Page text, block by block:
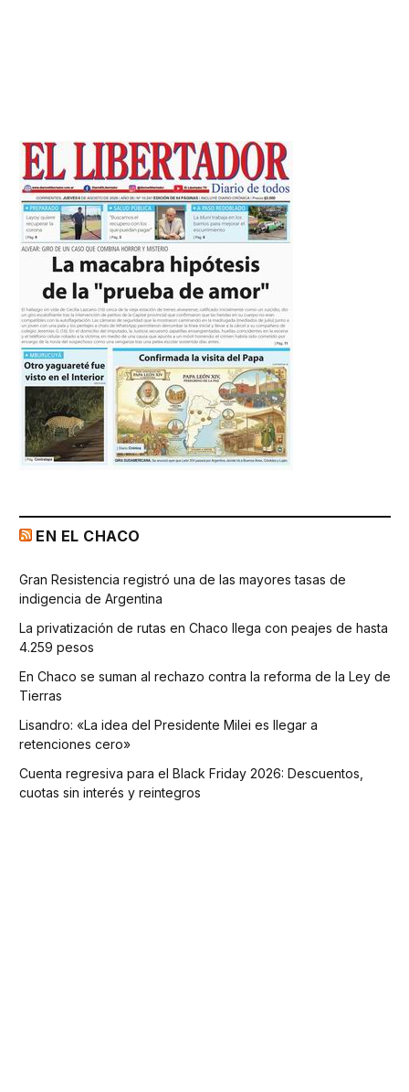
EN EL CHACO
Gran Resistencia registró una de las mayores tasas de
indigencia de Argentina
La privatización de rutas en Chaco llega con peajes de hasta
4.259 pesos
En Chaco se suman al rechazo contra la reforma de la Ley de
Tierras
Lisandro: «La idea del Presidente Milei es llegar a
retenciones cero»
Cuenta regresiva para el Black Friday 2026: Descuentos,
cuotas sin interés y reintegros